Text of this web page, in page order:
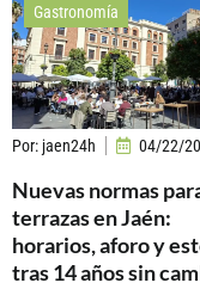
Gastronomía
Por: jaen24h 04/22/
Nuevas normas
terrazas en Jaén:
horarios, aforo y
tras 14 años sin